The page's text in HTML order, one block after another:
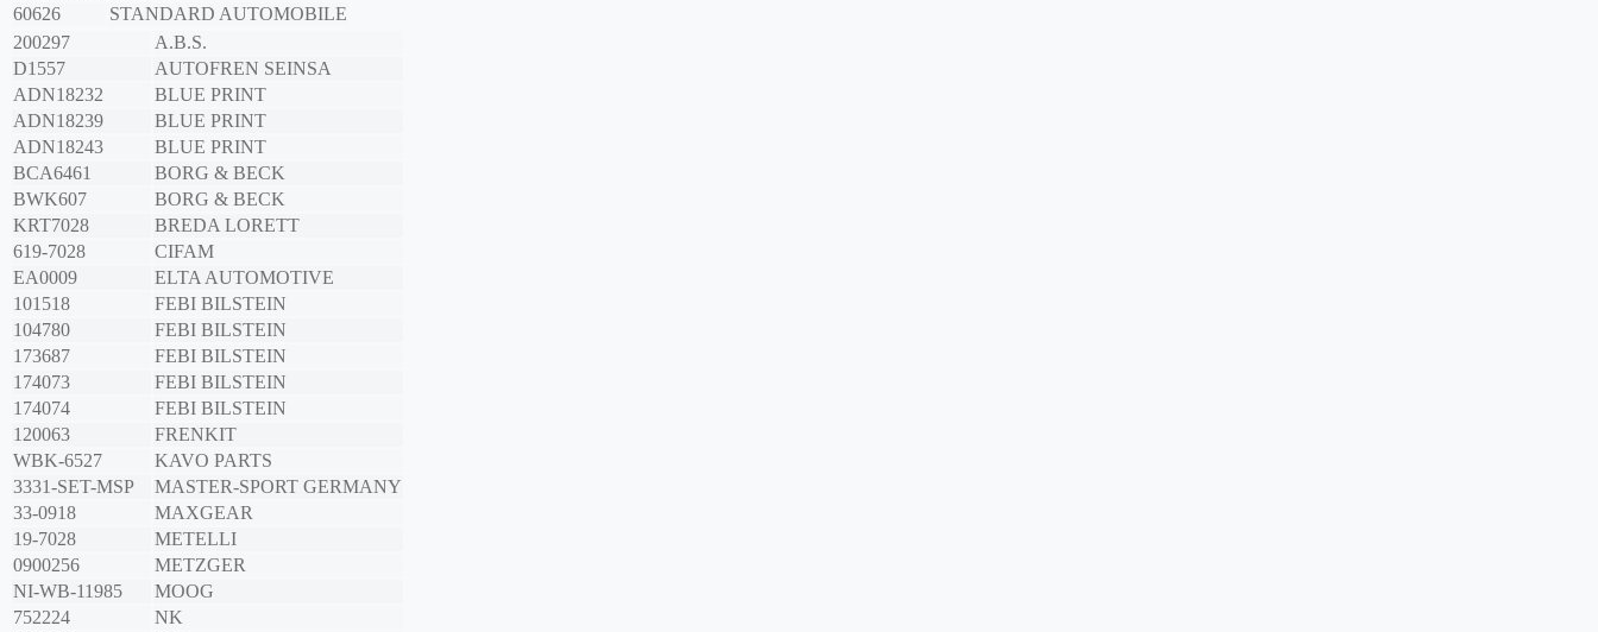
60626
STANDARD AUTOMOBILE
200297
A.B.S.
D1557
AUTOFREN SEINSA
ADN18232
BLUE PRINT
ADN18239
BLUE PRINT
ADN18243
BLUE PRINT
BCA6461
BORG & BECK
BWK607
BORG & BECK
KRT7028
BREDA LORETT
619-7028
CIFAM
EA0009
ELTA AUTOMOTIVE
101518
FEBI BILSTEIN
104780
FEBI BILSTEIN
173687
FEBI BILSTEIN
174073
FEBI BILSTEIN
174074
FEBI BILSTEIN
120063
FRENKIT
WBK-6527
KAVO PARTS
3331-SET-MSP
MASTER-SPORT GERMANY
33-0918
MAXGEAR
19-7028
METELLI
0900256
METZGER
NI-WB-11985
MOOG
752224
NK